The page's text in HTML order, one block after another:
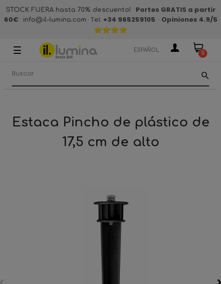
STOCK FUERA hasta 70% descuento! · Portes GRATIS a partir
60€· info@il-lumina.com · Tel. +34 965259105 · Opiniones 4.9/5
Navegación
palanca
☰ ESPAÑOL 0
search
Estaca Pincho de plástico de
17,5 cm de alto